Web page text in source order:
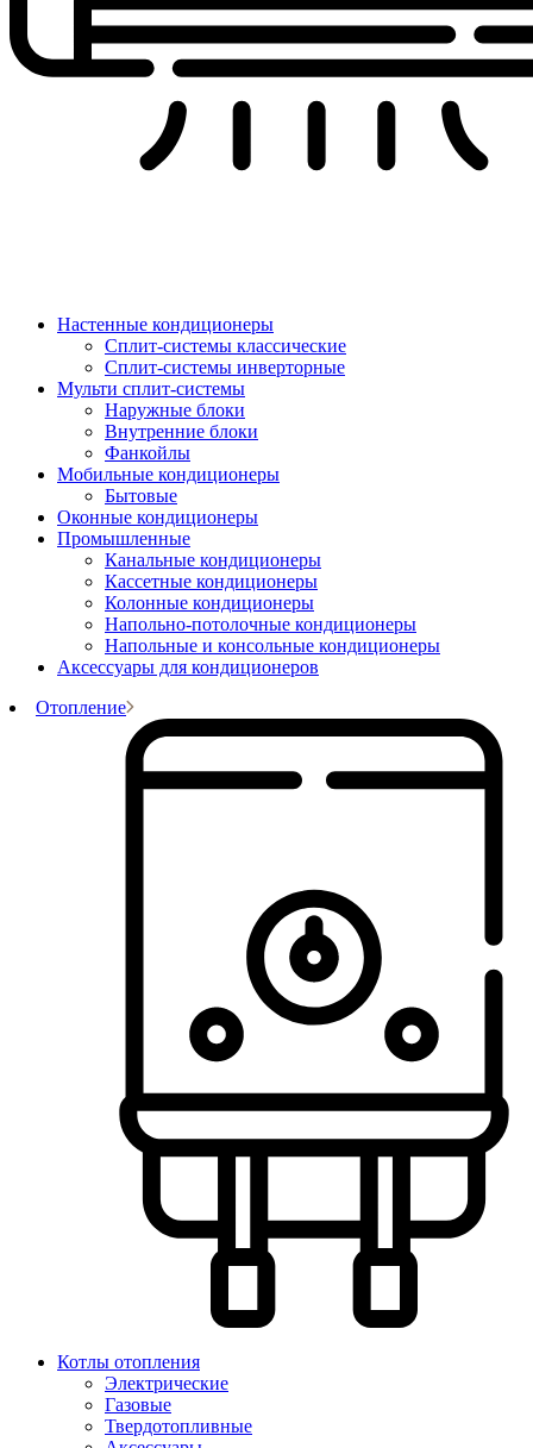
Настенные кондиционеры
Сплит-системы классические
Сплит-системы инверторные
Мульти сплит-системы
Наружные блоки
Внутренние блоки
Фанкойлы
Мобильные кондиционеры
Бытовые
Оконные кондиционеры
Промышленные
Канальные кондиционеры
Кассетные кондиционеры
Колонные кондиционеры
Напольно-потолочные кондиционеры
Напольные и консольные кондиционеры
Аксессуары для кондиционеров
Отопление
Котлы отопления
Электрические
Газовые
Твердотопливные